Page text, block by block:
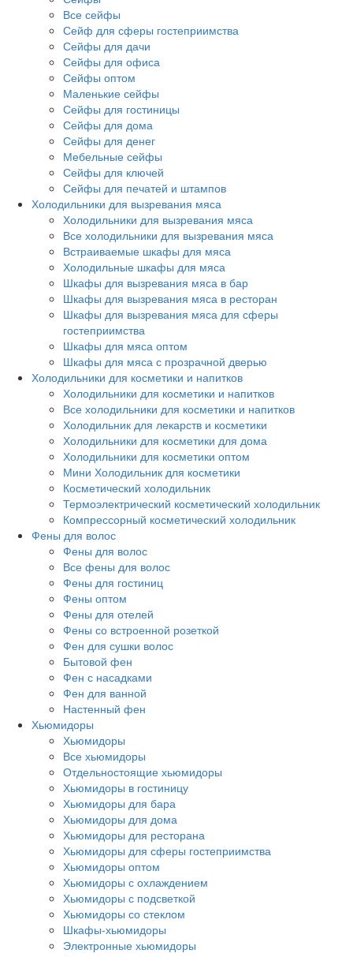
Все сейфы
Сейф для сферы гостеприимства
Сейфы для дачи
Сейфы для офиса
Сейфы оптом
Маленькие сейфы
Сейфы для гостиницы
Сейфы для дома
Сейфы для денег
Мебельные сейфы
Сейфы для ключей
Сейфы для печатей и штампов
Холодильники для вызревания мяса
Холодильники для вызревания мяса
Все холодильники для вызревания мяса
Встраиваемые шкафы для мяса
Холодильные шкафы для мяса
Шкафы для вызревания мяса в бар
Шкафы для вызревания мяса в ресторан
Шкафы для вызревания мяса для сферы
гостеприимства
Шкафы для мяса оптом
Шкафы для мяса с прозрачной дверью
Холодильники для косметики и напитков
Холодильники для косметики и напитков
Все холодильники для косметики и напитков
Холодильник для лекарств и косметики
Холодильники для косметики для дома
Холодильники для косметики оптом
Мини Холодильник для косметики
Косметический холодильник
Термоэлектрический косметический холодильник
Компрессорный косметический холодильник
Фены для волос
Фены для волос
Все фены для волос
Фены для гостиниц
Фены оптом
Фены для отелей
Фены со встроенной розеткой
Фен для сушки волос
Бытовой фен
Фен с насадками
Фен для ванной
Настенный фен
Хьюмидоры
Хьюмидоры
Все хьюмидоры
Отдельностоящие хьюмидоры
Хьюмидоры в гостиницу
Хьюмидоры для бара
Хьюмидоры для дома
Хьюмидоры для ресторана
Хьюмидоры для сферы гостеприимства
Хьюмидоры оптом
Хьюмидоры с охлаждением
Хьюмидоры с подсветкой
Хьюмидоры со стеклом
Шкафы-хьюмидоры
Электронные хьюмидоры